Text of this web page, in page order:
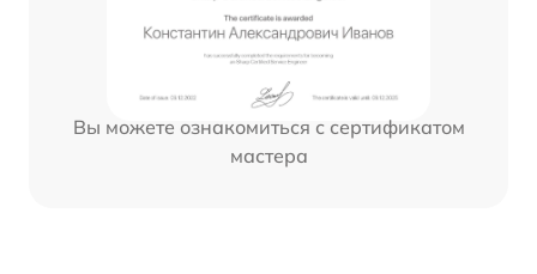
Вы можете ознакомиться с сертификатом
мастера